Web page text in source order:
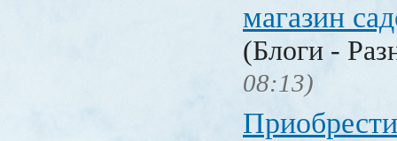
магазин
(Блоги -
08:13)